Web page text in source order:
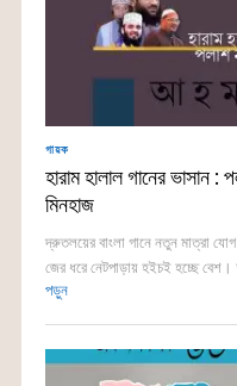
গায়ক
হারাম হালাল গানের
মিনহাজ
দ্রুতলয়ের বাংলা গানে নতুন মাত্রা যোগ
জের ধরে নেটপাড়ায় হইচই হচ্ছে বেশ।
পড়ুন